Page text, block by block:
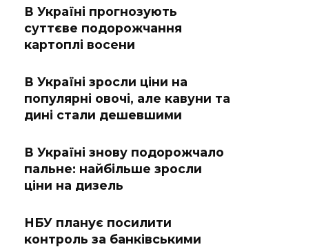
В Україні прогнозують
суттєве подорожчання
картоплі восени
В Україні зросли ціни на
популярні овочі, але кавуни та
дині стали дешевшими
В Україні знову подорожчало
пальне: найбільше зросли
ціни на дизель
НБУ планує посилити
контроль за банківськими